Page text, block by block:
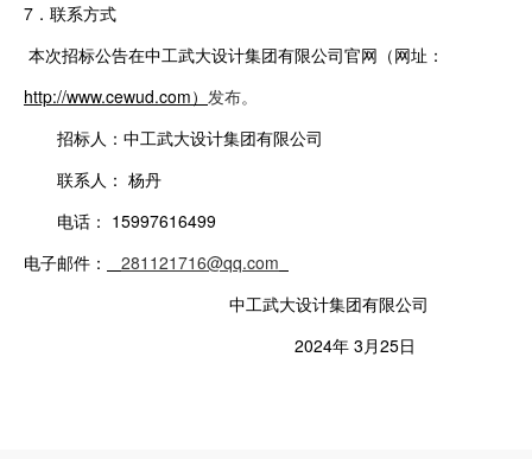
7．联系方式
本次招标公告在中工武大设计集团有限公司官网（网址：
http://www.cewud.com） 发布。
招标人：中工武大设计集团有限公司
联系人： 杨丹
电话： 15997616499
电子邮件：
281121716@qq.com
中工武大设计集团有限公司
2024年 3月25日